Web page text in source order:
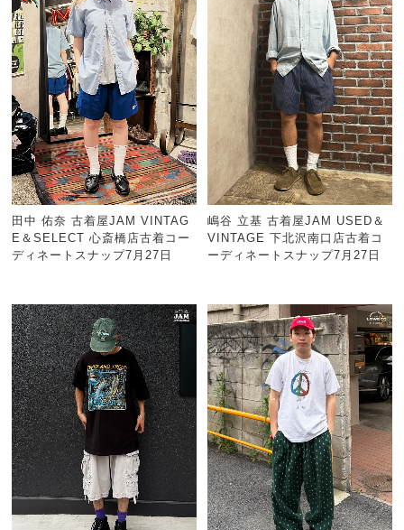
田中 佑奈 古着屋JAM VINTAG
E＆SELECT 心斎橋店古着コー
ディネートスナップ7月27日
嶋谷 立基 古着屋JAM USED＆
VINTAGE 下北沢南口店古着コ
ーディネートスナップ7月27日